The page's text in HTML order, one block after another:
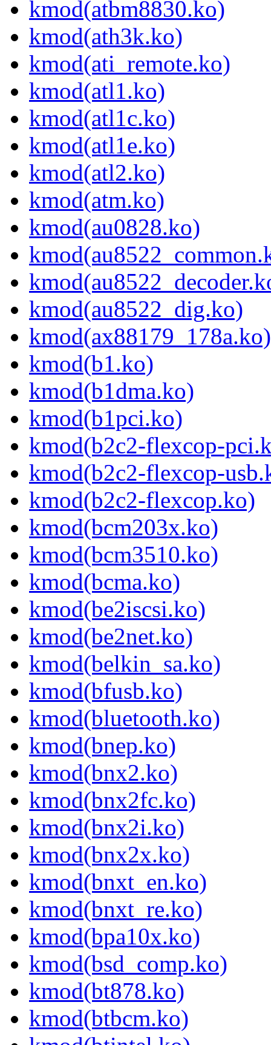
kmod(atbm8830.ko)
kmod(ath3k.ko)
kmod(ati_remote.ko)
kmod(atl1.ko)
kmod(atl1c.ko)
kmod(atl1e.ko)
kmod(atl2.ko)
kmod(atm.ko)
kmod(au0828.ko)
kmod(au8522_dig.ko)
kmod(ax88179_178a.ko)
kmod(b1.ko)
kmod(b1dma.ko)
kmod(b1pci.ko)
kmod(b2c2-flexcop-
kmod(b2c2-flexcop-
kmod(b2c2-flexcop.ko)
kmod(bcm203x.ko)
kmod(bcm3510.ko)
kmod(bcma.ko)
kmod(be2iscsi.ko)
kmod(be2net.ko)
kmod(belkin_sa.ko)
kmod(bfusb.ko)
kmod(bluetooth.ko)
kmod(bnep.ko)
kmod(bnx2.ko)
kmod(bnx2fc.ko)
kmod(bnx2i.ko)
kmod(bnx2x.ko)
kmod(bnxt_en.ko)
kmod(bnxt_re.ko)
kmod(bpa10x.ko)
kmod(bsd_comp.ko)
kmod(bt878.ko)
kmod(btbcm.ko)